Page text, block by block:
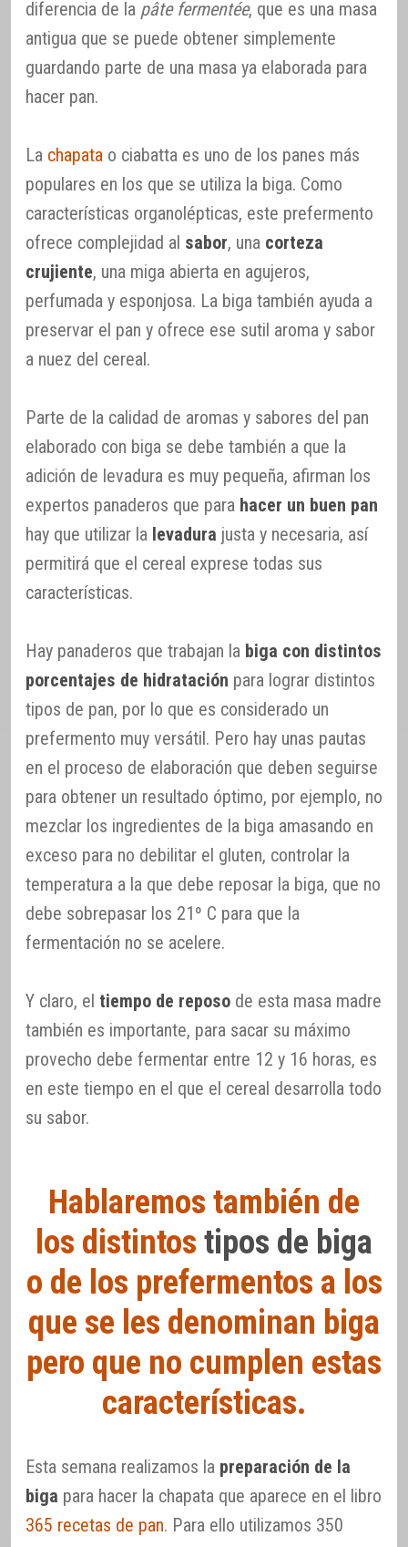
diferencia de la pâte fermentée, que es una masa
antigua que se puede obtener simplemente
guardando parte de una masa ya elaborada para
hacer pan.
La chapata o ciabatta es uno de los panes más
populares en los que se utiliza la biga. Como
características organolépticas, este prefermento
ofrece complejidad al sabor, una corteza
crujiente, una miga abierta en agujeros,
perfumada y esponjosa. La biga también ayuda a
preservar el pan y ofrece ese sutil aroma y sabor
a nuez del cereal.
Parte de la calidad de aromas y sabores del pan
elaborado con biga se debe también a que la
adición de levadura es muy pequeña, afirman los
expertos panaderos que para hacer un buen pan
hay que utilizar la levadura justa y necesaria, así
permitirá que el cereal exprese todas sus
características.
Hay panaderos que trabajan la biga con distintos
porcentajes de hidratación para lograr distintos
tipos de pan, por lo que es considerado un
prefermento muy versátil. Pero hay unas pautas
en el proceso de elaboración que deben seguirse
para obtener un resultado óptimo, por ejemplo, no
mezclar los ingredientes de la biga amasando en
exceso para no debilitar el gluten, controlar la
temperatura a la que debe reposar la biga, que no
debe sobrepasar los 21º C para que la
fermentación no se acelere.
Y claro, el tiempo de reposo de esta masa madre
también es importante, para sacar su máximo
provecho debe fermentar entre 12 y 16 horas, es
en este tiempo en el que el cereal desarrolla todo
su sabor.
Hablaremos también de
los distintos tipos de biga
o de los prefermentos a los
que se les denominan biga
pero que no cumplen estas
características.
Esta semana realizamos la preparación de la
biga para hacer la chapata que aparece en el libro
365 recetas de pan. Para ello utilizamos 350